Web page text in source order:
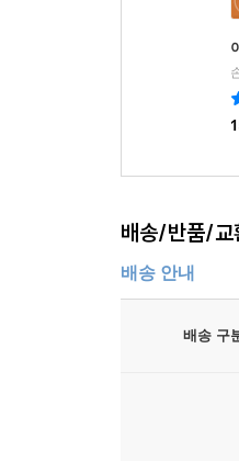
배송/반품/교
배송 안내
배송 구